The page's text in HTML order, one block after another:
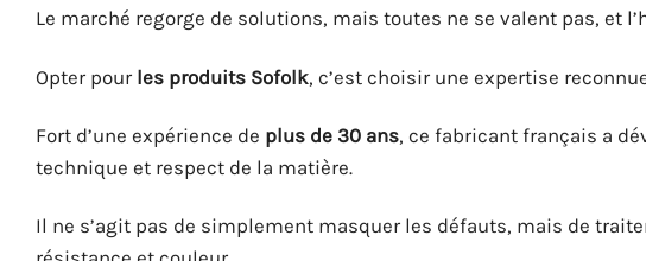
Le marché regorge de solutions, mais toutes ne se valent pas, et
Opter pour les produits Sofolk, c’est choisir une expertise
Fort d’une expérience de plus de 30 ans, ce fabricant français a
technique et respect de la matière.
Il ne s’agit pas de simplement masquer les défauts, mais de